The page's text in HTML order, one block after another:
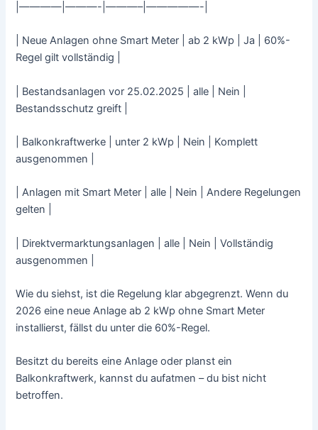
|————|———-|———–|—————-|
| Neue Anlagen ohne Smart Meter | ab 2 kWp | Ja | 60%-
Regel gilt vollständig |
| Bestandsanlagen vor 25.02.2025 | alle | Nein |
Bestandsschutz greift |
| Balkonkraftwerke | unter 2 kWp | Nein | Komplett
ausgenommen |
| Anlagen mit Smart Meter | alle | Nein | Andere Regelungen
gelten |
| Direktvermarktungsanlagen | alle | Nein | Vollständig
ausgenommen |
Wie du siehst, ist die Regelung klar abgegrenzt. Wenn du
2026 eine neue Anlage ab 2 kWp ohne Smart Meter
installierst, fällst du unter die 60%-Regel.
Besitzt du bereits eine Anlage oder planst ein
Balkonkraftwerk, kannst du aufatmen – du bist nicht
betroffen.